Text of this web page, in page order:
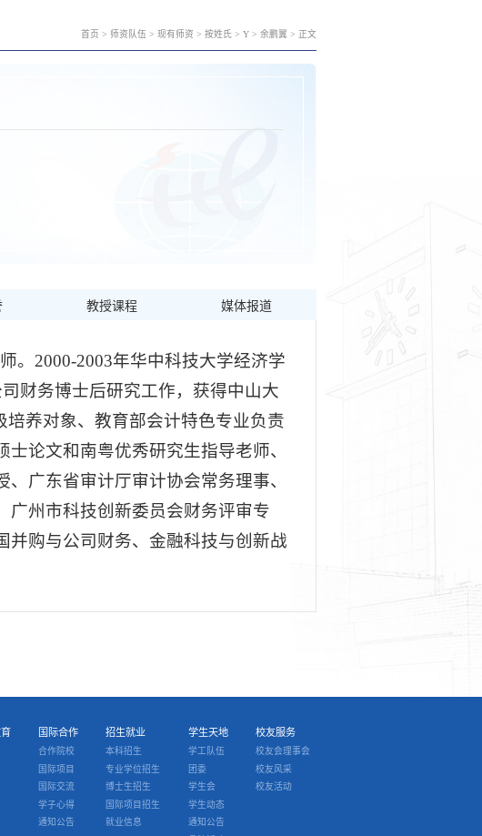
首页 > 师资队伍 > 现有师资 > 按姓氏 > Y > 余鹏翼 > 正文
教授课程 媒体报道
。2000-2003年华中科技大学经济学
财务博士后研究工作，获得中山大
培养对象、教育部会计特色专业负责
论文和南粤优秀研究生指导老师、
广东省审计厅审计协会常务理事、
广州市科技创新委员会财务评审专
并购与公司财务、金融科技与创新战
国际合作
合作院校
国际项目
国际交流
学子心得
通知公告
招生就业
本科招生
专业学位招生
博士生招生
国际项目招生
就业信息
学生天地
学工队伍
团委
学生会
学生动态
通知公告
校友服务
校友会理事会
校友风采
校友活动